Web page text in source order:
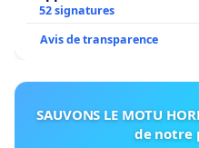
52 signatures
Avis de transparence
SAUVONS LE MOTU
de notre